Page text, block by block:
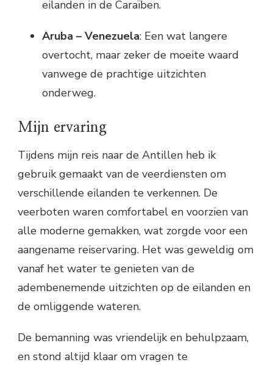
eilanden in de Caraïben.
Aruba – Venezuela: Een wat langere
overtocht, maar zeker de moeite waard
vanwege de prachtige uitzichten
onderweg.
Mijn ervaring
Tijdens mijn reis naar de Antillen heb ik
gebruik gemaakt van de veerdiensten om
verschillende eilanden te verkennen. De
veerboten waren comfortabel en voorzien van
alle moderne gemakken, wat zorgde voor een
aangename reiservaring. Het was geweldig om
vanaf het water te genieten van de
adembenemende uitzichten op de eilanden en
de omliggende wateren.
De bemanning was vriendelijk en behulpzaam,
en stond altijd klaar om vragen te